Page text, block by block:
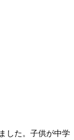
した。子供が中学